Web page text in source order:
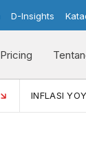
D-Insights
Pricing
INFLASI